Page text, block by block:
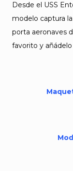
Desde el USS
modelo captura
porta aeronaves
favorito y